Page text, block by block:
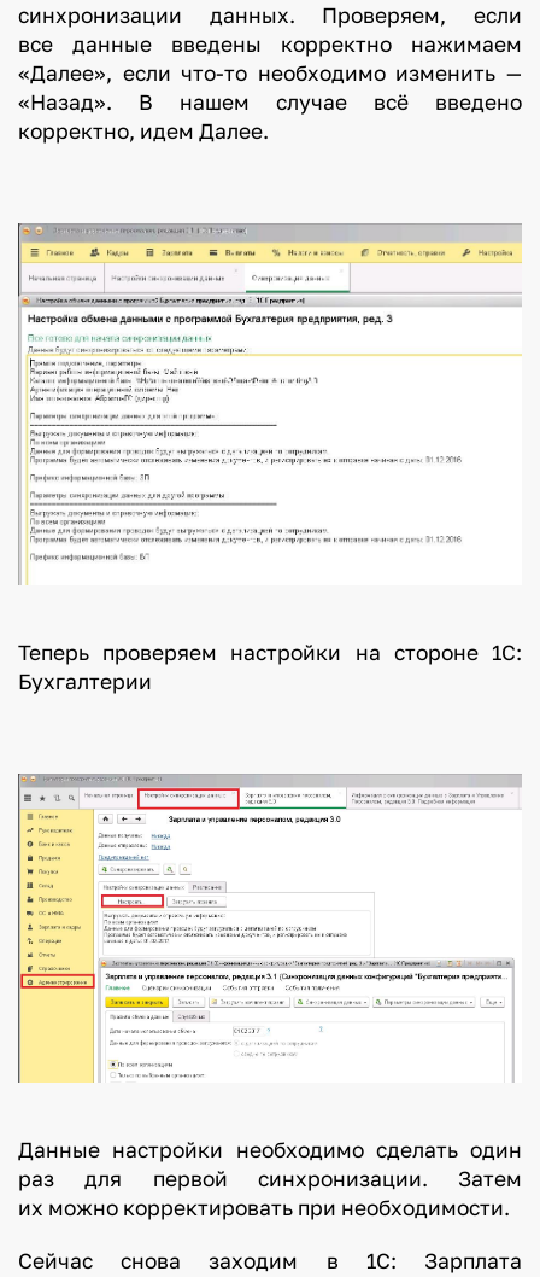
синхронизации данных. Проверяем, если
все данные введены корректно нажимаем
«Далее», если что-то необходимо изменить —
«Назад». В нашем случае всё введено
корректно, идем Далее.
Теперь проверяем настройки на стороне 1С:
Бухгалтерии
Данные настройки необходимо сделать один
раз для первой синхронизации. Затем
их можно корректировать при необходимости.
Сейчас снова заходим в 1С: Зарплата